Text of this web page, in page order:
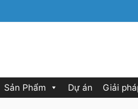
Sản Phẩm Dự án Giải